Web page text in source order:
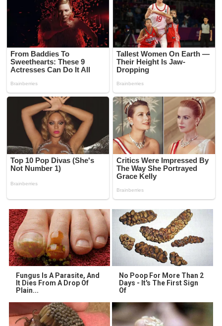
Fungus Is A Parasite, And
It Dies From A Drop Of
Plain...
No Poop For More Than 2
Days - It's The First Sign
Of